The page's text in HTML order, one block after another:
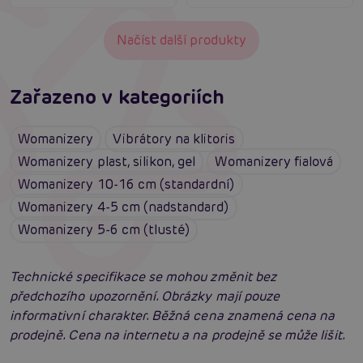
Načíst další produkty
Zařazeno v kategoriích
Womanizery
Vibrátory na klitoris
Womanizery plast, silikon, gel
Womanizery fialová
Womanizery 10-16 cm (standardní)
Womanizery 4-5 cm (nadstandard)
Womanizery 5-6 cm (tlusté)
Technické specifikace se mohou změnit bez
předchozího upozornění. Obrázky mají pouze
informativní charakter. Běžná cena znamená cena na
prodejně. Cena na internetu a na prodejně se může lišit.